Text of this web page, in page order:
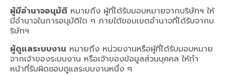
ผู้มีอำนาจอนุมัติ หมายถึง ผู้ที่ได้รับมอบหมายจากบริษัทฯ ให้
มีอำนาจในการอนุมัติใด ๆ ภายใต้ขอบเขตอำนาจที่ได้รับจากบ
ริษัทฯ
ผู้ดูแลระบบงาน หมายถึง หน่วยงานหรือผู้ที่ได้รับมอบหมาย
จากเจ้าของระบบงาน หรือเจ้าของข้อมูลส่วนบุคคล ให้ทำ
หน้าที่รับผิดชอบดูแลระบบงานหนึ่ง ๆ